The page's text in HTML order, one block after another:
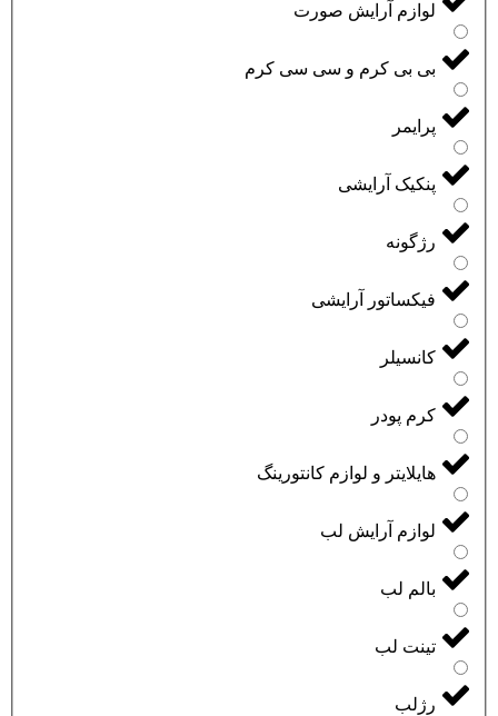
لوازم آرایش صورت
بی بی کرم و سی سی کرم
پرایمر
پنکیک آرایشی
رژگونه
فیکساتور آرایشی
کانسیلر
کرم پودر
هایلایتر و لوازم کانتورینگ
لوازم آرایش لب
بالم لب
تینت لب
رژلب